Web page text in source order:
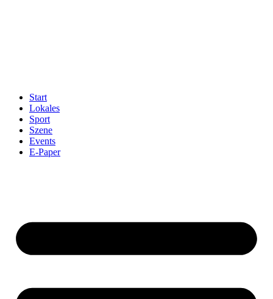
Start
Lokales
Sport
Szene
Events
E-Paper